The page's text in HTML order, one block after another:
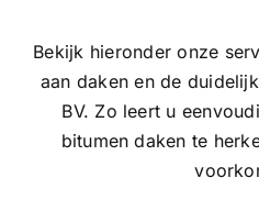
Bekijk hieronder onze
aan daken en de
BV. Zo leert u
bitumen daken te